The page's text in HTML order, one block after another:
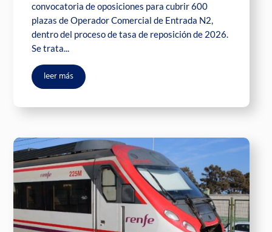
convocatoria de oposiciones para cubrir 600
plazas de Operador Comercial de Entrada N2,
dentro del proceso de tasa de reposición de 2026.
Se trata...
leer más